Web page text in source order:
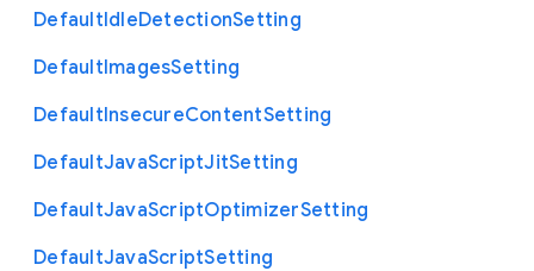
DefaultIdleDetectionSetting
DefaultImagesSetting
DefaultInsecureContentSetting
DefaultJavaScriptJitSetting
DefaultJavaScriptOptimizerSetting
DefaultJavaScriptSetting